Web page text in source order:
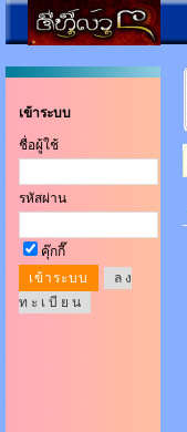
เข้าระบบ
ชื่อผู้ใช้
รหัสผ่าน
คุ๊กกี๊
ล ง
ท ะ เ บี ย น